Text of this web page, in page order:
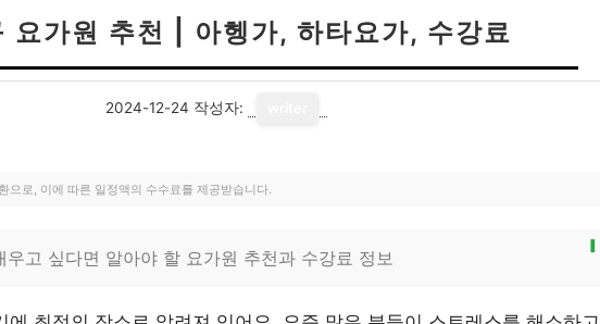
요가원 추천 | 아헹가, 하타요가, 수강료
2024-12-24 작성자:
으로, 이에 따른 일정액의 수수료를 제공받습니다.
우고 싶다면 알아야 할 요가원 추천과 수강료 정보